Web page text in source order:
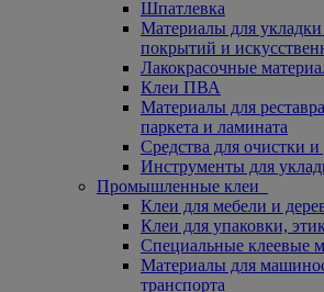
Шпатлевка
Материалы для
покрытий и
Лакокрасочные
Клеи ПВА
Материалы для
паркета и ламината
Средства для очистки
Инструменты для
Промышленные клеи
Клеи для мебели и
Клеи для упаковки,
Специальные клеевые
Материалы для
транспорта